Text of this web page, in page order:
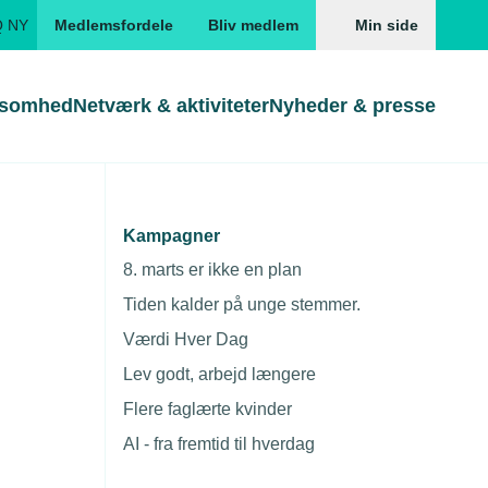
NY Medlemsfordele Bliv medlem Min side
Gå direkte til
Skabeloner og kontrakter
Beregn opsigelsesvarsel
Gå direkte til
Skabeloner
TEKNIQ app
Netværk & aktiviteterNyheder & presse
Kampagner
8. marts er ikke en plan
Tiden kalder på unge stemmer.
Værdi Hver Dag
Lev godt, arbejd længere
Flere faglærte kvinder
AI - fra fremtid til hverdag